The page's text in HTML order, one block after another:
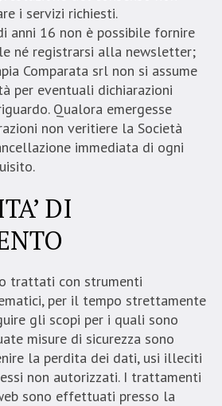
i servizi richiesti.
anni 16 non è possibile fornire
né registrarsi alla newsletter;
Comparata srl non si assume
per eventuali dichiarazioni
Qualora emergesse
non veritiere la Società
immediata di ogni
DI
trattati con strumenti
per il tempo strettamente
gli scopi per i quali sono
misure di sicurezza sono
la perdita dei dati, usi illeciti
non autorizzati. I trattamenti
sono effettuati presso la